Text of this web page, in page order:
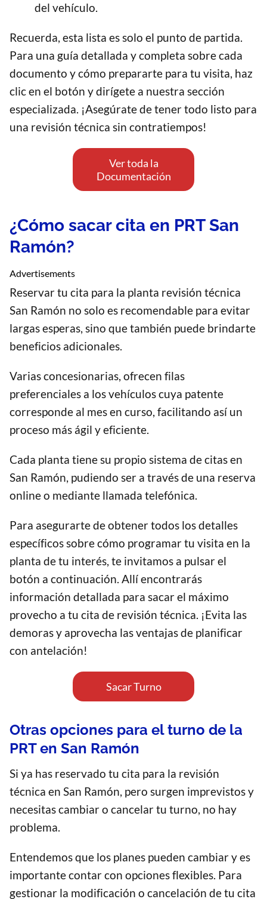
del vehículo.
Recuerda, esta lista es solo el punto de partida.
Para una guía detallada y completa sobre cada
documento y cómo prepararte para tu visita, haz
clic en el botón y dirígete a nuestra sección
especializada. ¡Asegúrate de tener todo listo para
una revisión técnica sin contratiempos!
Ver toda la
Documentación
¿Cómo sacar cita en PRT San
Ramón?
Advertisements
Reservar tu cita para la planta revisión técnica
San Ramón no solo es recomendable para evitar
largas esperas, sino que también puede brindarte
beneficios adicionales.
Varias concesionarias, ofrecen filas
preferenciales a los vehículos cuya patente
corresponde al mes en curso, facilitando así un
proceso más ágil y eficiente.
Cada planta tiene su propio sistema de citas en
San Ramón, pudiendo ser a través de una reserva
online o mediante llamada telefónica.
Para asegurarte de obtener todos los detalles
específicos sobre cómo programar tu visita en la
planta de tu interés, te invitamos a pulsar el
botón a continuación. Allí encontrarás
información detallada para sacar el máximo
provecho a tu cita de revisión técnica. ¡Evita las
demoras y aprovecha las ventajas de planificar
con antelación!
Sacar Turno
Otras opciones para el turno de la
PRT en San Ramón
Si ya has reservado tu cita para la revisión
técnica en San Ramón, pero surgen imprevistos y
necesitas cambiar o cancelar tu turno, no hay
problema.
Entendemos que los planes pueden cambiar y es
importante contar con opciones flexibles. Para
gestionar la modificación o cancelación de tu cita